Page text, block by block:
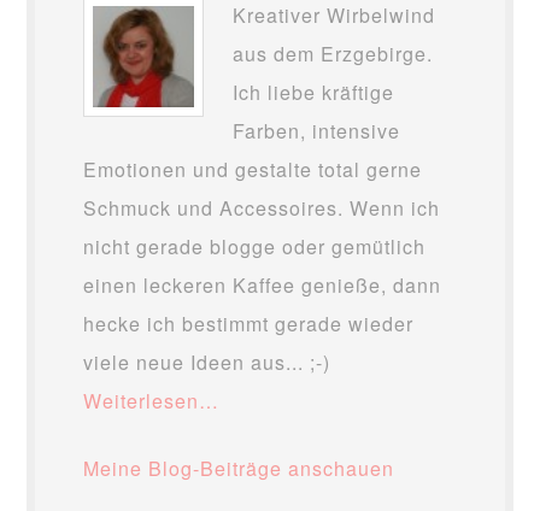
Kreativer Wirbelwind
aus dem Erzgebirge.
Ich liebe kräftige
Farben, intensive
Emotionen und gestalte total gerne
Schmuck und Accessoires. Wenn ich
nicht gerade blogge oder gemütlich
einen leckeren Kaffee genieße, dann
hecke ich bestimmt gerade wieder
viele neue Ideen aus... ;-)
Weiterlesen…
Meine Blog-Beiträge anschauen